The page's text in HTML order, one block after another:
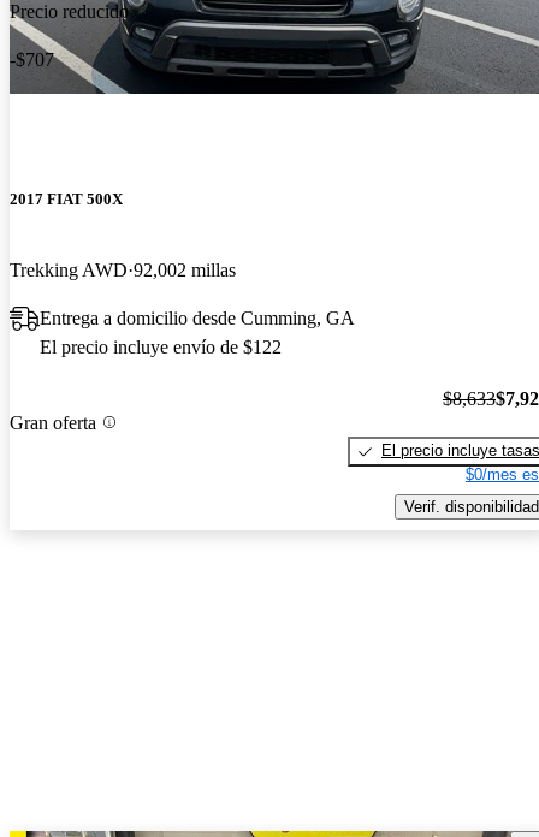
Precio reducido
-$707
2017 FIAT 500X
Trekking AWD 92,002 millas
Entrega a domicilio desde Cumming, GA
El precio incluye envío de $122
Gran oferta
$8,633
El precio incluye tasas
$0/mes
Verif. disponibilidad